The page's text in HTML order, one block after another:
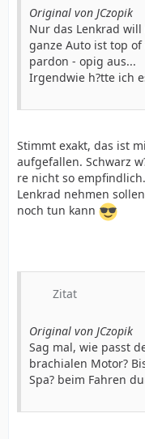
Original von JCzopik
Nur das Lenkrad
ganze Auto ist top
pardon - opig aus...
Irgendwie h?tte ich
Stimmt exakt, das ist
aufgefallen. Schwarz
re nicht so
Lenkrad nehmen
noch tun kann
Zitat
Original von JCzopik
Sag mal, wie passt
brachialen Motor?
Spa? beim Fahren